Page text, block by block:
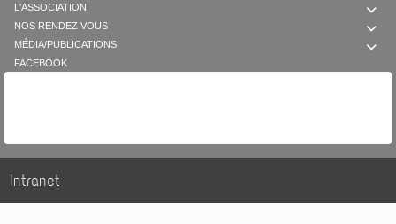

L'ASSOCIATION

NOS RENDEZ VOUS

MÉDIA/PUBLICATIONS
FACEBOOK
Intranet